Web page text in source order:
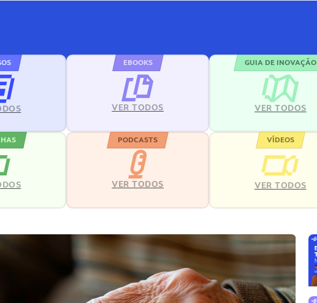
EBOOKS
VER TODOS
GUIA DE INOVAÇÃO
VER TODOS
PODCASTS
VER TODOS
VÍDEOS
VER TODOS